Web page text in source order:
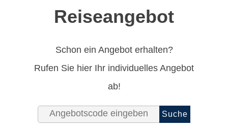
Reiseangebot
Schon ein Angebot erhalten?
Rufen Sie hier Ihr individuelles Angebot
ab!
Suche